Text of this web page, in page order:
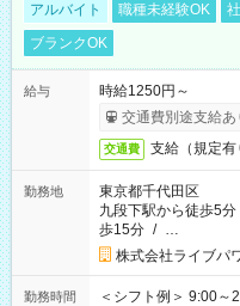
アルバイト 職種未経験OK
ブランクOK
給与
時給1250円～
交通費別途支給あ
交通費 支給（規定有
勤務地
東京都千代田区
九段下駅から徒歩5分
歩15分 / …
株式会社ライブパ
勤務時間
＜シフト例＞ 9:00